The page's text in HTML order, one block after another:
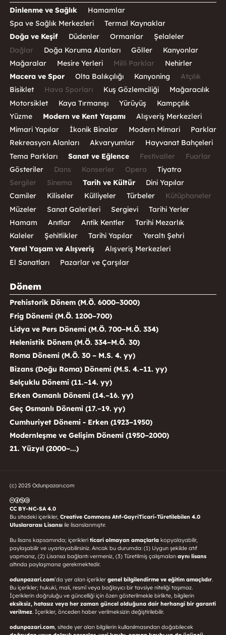
Dinlenme ve Sağlık
Hamamlar
Spa ve Sağlık Merkezleri
Termal Kaynaklar
Doğa ve Keşif
Düdenler Ormanlar
Şelaleler
Dağlar
Doğa Koruma Alanları Göller
Kanyonlar
Mağaralar
Mesire Yerleri Milli Parklar
Nehirler
Macera ve Spor
Olta Balıkçılığı Kanyoning
Atçılık
Bisiklet
Hava Sporları Kuş Gözlemciliği
Mağaracılık
Motorsiklet
Kaya Tırmanışı Yürüyüş
Kampçılık
Yüzme
Modern ve Kent Yaşamı
Alışveriş Merkezleri
Mimari Yapılar
İkonik Binalar Modern Mimari
Parklar
Rekreasyon Alanları
Akvaryumlar
Hayvanat Bahçeleri
Tema Parkları
Sanat ve Eğlence Festivaller
Fuarlar
Gösteriler
Dans Konserler Opera
Tiyatro
Sergiler
Sinema Tarih ve Kültür
Dini Yapılar
Camiler
Kiliseler Külliyeler Türbeler
Kütüphaneler
Müzeler
Sanat Galerileri Sergievi
Tarihi Yerler
Hamam
Anıtlar Antik Kentler
Tarihi Mezarlık
Kaleler
Şehitlikler Tarihi Yapılar
Yeraltı Şehri
Yerel Yaşam ve Alışveriş
Alışveriş Merkezleri
El Sanatları
Pazarlar ve Çarşılar
Dönem
Prehistorik Dönem (M.Ö. 6000–3000)
Frig Dönemi (M.Ö. 1200–700)
Lidya ve Pers Dönemi (M.Ö. 700–M.Ö. 334)
Helenistik Dönem (M.Ö. 334–M.Ö. 30)
Roma Dönemi (M.Ö. 30 – M.S. 4. yy)
Bizans (Doğu Roma) Dönemi (M.S. 4.–11. yy)
Selçuklu Dönemi (11.–14. yy)
Erken Osmanlı Dönemi (14.–16. yy)
Geç Osmanlı Dönemi (17.–19. yy)
Cumhuriyet Dönemi - Erken (1923–1950)
Modernleşme ve Gelişim Dönemi (1950–2000)
21. Yüzyıl (2000–...)
(c) 2025 Odunpazarı.com
CC BY-NC-SA 4.0
Bu sitedeki içerikler, Creative Commons Atıf-GayriTicari-Türetilebilen 4.0
Uluslararası Lisansı ile lisanslanmıştır.
Bu lisans kapsamında; içerikleri ticari olmayan amaçlarlakopyalayabilir,
paylaşabilir ve uyarlayabilirsiniz. Ancak bu durumda: (1) Uygun şekilde atıf
yapmanız, (2) Lisansa bağlantı vermeniz, (3) Türetilmiş çalışmaları aynı lisans
altında paylaşmanız gerekmektedir.
odunpazari.com’da yer alan içerikler genel bilgilendirme ve eğitim amaçlıdır.
Bu içerikler; hukuki, mali, resmî veya bağlayıcı bir tavsiye niteliği taşımaz.
İçeriklerin doğruluğu ve güncelliği için özen gösterilmekle birlikte, bilgilerin
eksiksiz, hatasız veya her zaman güncel olduğuna dair herhangi bir garanti
verilmez. İçerikler, önceden haber verilmeksizin değiştirilebilir.
odunpazari.com, sitede yer alan bilgilerin kullanılmasından doğabilecek